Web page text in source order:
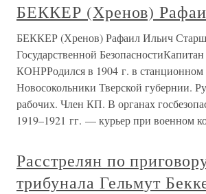
БЕККЕР (Хренов)
БЕККЕР (Хренов) Рафаил Ильич
Государственной
КОНРРодился в 1904 г. в станционном
Новосокольники Тверской губернии.
рабочих. Член КП. В органах
1919–1921 гг. — курьер при военном
Расстрелян по
трибунала Гельмут